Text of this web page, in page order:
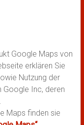
Google Maps von
erklären Sie
Nutzung der
Google Inc, deren
Maps finden sie